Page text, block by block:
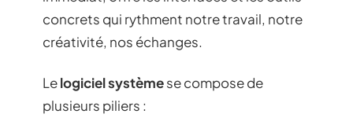
concrets qui rythment notre travail, notre
créativité, nos échanges.
Lelogiciel systèmese compose de
plusieurs piliers :